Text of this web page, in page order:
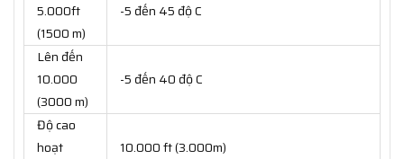
5.000ft
(1500 m)
-5 đến 45 độ C
Lên đến
10.000
(3000 m)
-5 đến 40 độ C
Độ cao
hoạt
10.000 ft (3.000m)